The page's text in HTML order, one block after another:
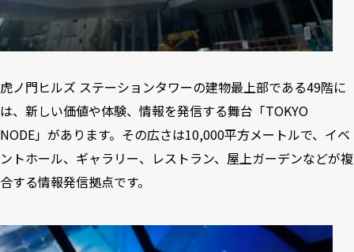
虎ノ門ヒルズ ステーションタワーの建物最上部である49階に
は、新しい価値や体験、情報を発信する舞台「TOKYO
NODE」があります。その広さは10,000平方メートルで、イベ
ントホール、ギャラリー、レストラン、屋上ガーデンなどが複
合する情報発信拠点です。